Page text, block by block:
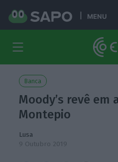
MENU
Banca
Moody’s revê
Montepio
Lusa
9 Outubro 2019